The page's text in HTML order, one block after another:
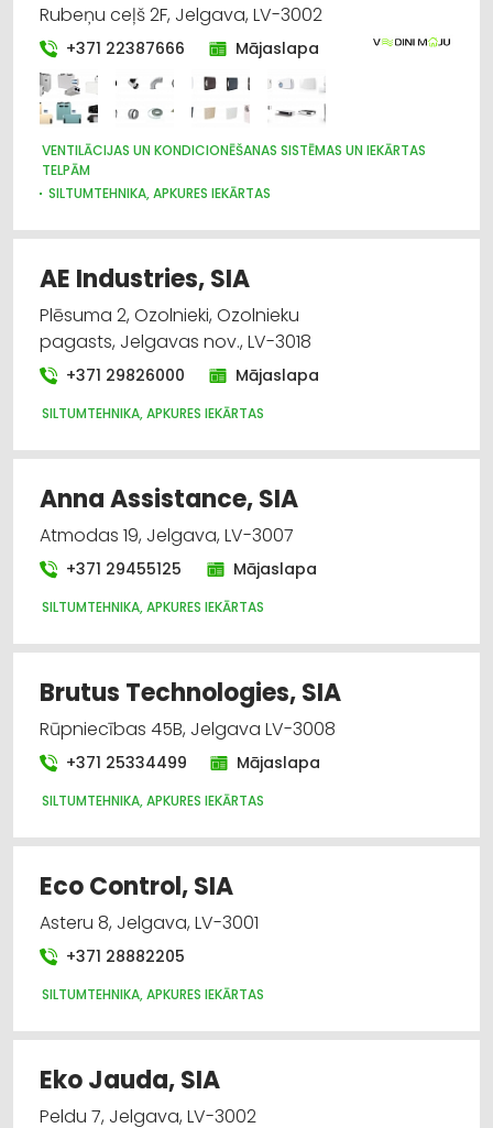
Rubeņu ceļš 2F, Jelgava, LV-3002
+371 22387666 Mājaslapa
VENTILĀCIJAS UN KONDICIONĒŠANAS SISTĒMAS UN IEKĀRTAS
TELPĀM
SILTUMTEHNIKA, APKURES IEKĀRTAS
AE Industries, SIA
Plēsuma 2, Ozolnieki, Ozolnieku
pagasts, Jelgavas nov., LV-3018
+371 29826000 Mājaslapa
SILTUMTEHNIKA, APKURES IEKĀRTAS
Anna Assistance, SIA
Atmodas 19, Jelgava, LV-3007
+371 29455125 Mājaslapa
SILTUMTEHNIKA, APKURES IEKĀRTAS
Brutus Technologies, SIA
Rūpniecības 45B, Jelgava LV-3008
+371 25334499 Mājaslapa
SILTUMTEHNIKA, APKURES IEKĀRTAS
Eco Control, SIA
Asteru 8, Jelgava, LV-3001
+371 28882205
SILTUMTEHNIKA, APKURES IEKĀRTAS
Eko Jauda, SIA
Peldu 7, Jelgava, LV-3002